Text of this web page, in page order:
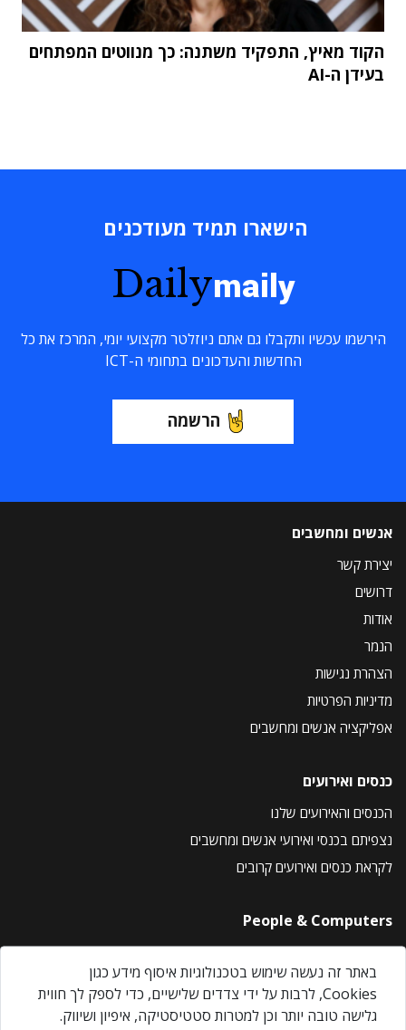
הקוד מאיץ, התפקיד משתנה: כך מנווטים המפתחים
בעידן ה-AI
הישארו תמיד מעודכנים
Dailymaily
הירשמו עכשיו ותקבלו גם אתם ניוזלטר מקצועי יומי, המרכז את כל
החדשות והעדכונים בתחומי ה-ICT
הרשמה
אנשים ומחשבים
יצירת קשר
דרושים
אודות
הנמר
הצהרת נגישות
מדיניות הפרטיות
אפליקציה אנשים ומחשבים
כנסים ואירועים
הכנסים והאירועים שלנו
נצפיתם בכנסי ואירועי אנשים ומחשבים
לקראת כנסים ואירועים קרובים
People & Computers
About Us
Privacy Policy
Contact Us
באתר זה נעשה שימוש בטכנולוגיות איסוף מידע כגון
Cookies, לרבות על ידי צדדים שלישיים, כדי לספק לך חווית
גלישה טובה יותר וכן למטרות סטטיסטיקה, איפיון ושיווק.